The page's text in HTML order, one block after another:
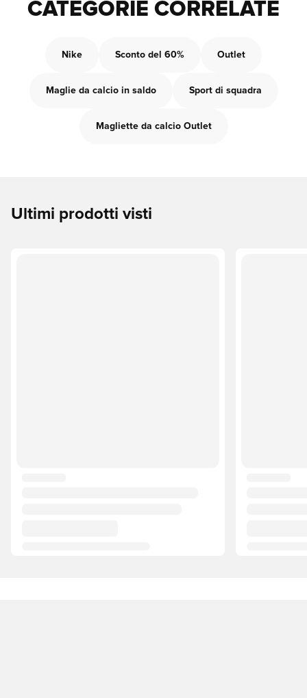
CATEGORIE CORRELATE
Nike Sconto del 60% Outlet
Maglie da calcio in saldo Sport di squadra
Magliette da calcio Outlet
Ultimi prodotti visti